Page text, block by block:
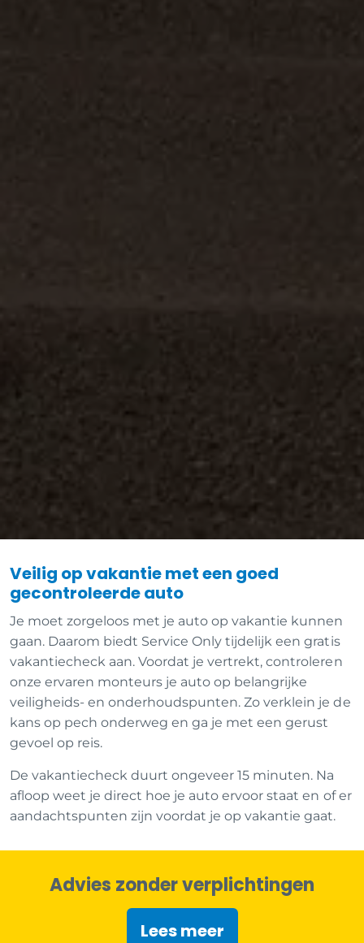
Veilig op vakantie met een goed
gecontroleerde auto
Je moet zorgeloos met je auto op vakantie kunnen
gaan. Daarom biedt Service Only tijdelijk een gratis
vakantiecheck aan. Voordat je vertrekt, controleren
onze ervaren monteurs je auto op belangrijke
veiligheids- en onderhoudspunten. Zo verklein je de
kans op pech onderweg en ga je met een gerust
gevoel op reis.
De vakantiecheck duurt ongeveer 15 minuten. Na
afloop weet je direct hoe je auto ervoor staat en of er
aandachtspunten zijn voordat je op vakantie gaat.
Advies zonder verplichtingen
Lees meer